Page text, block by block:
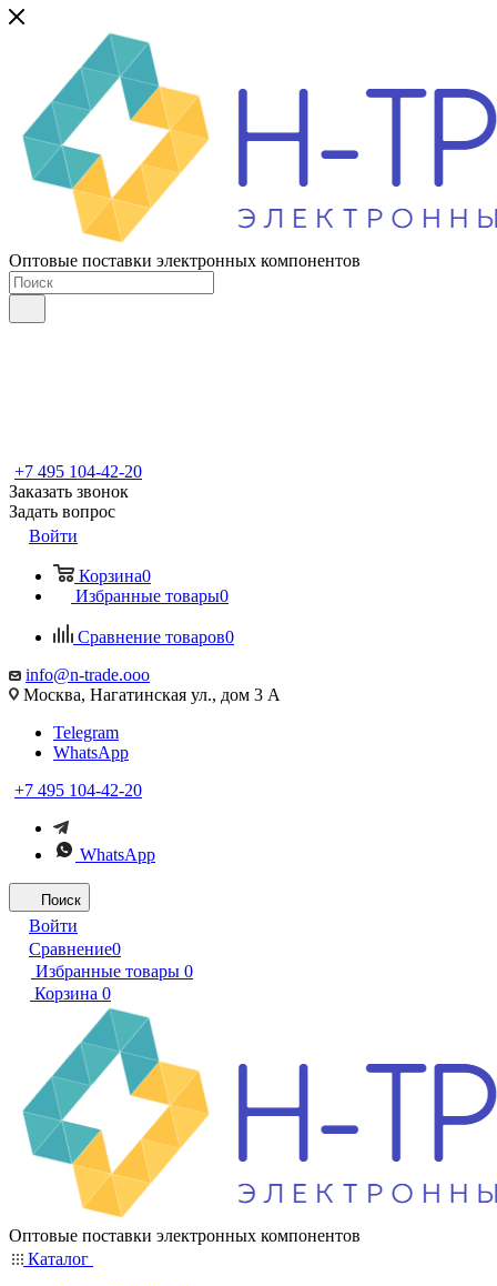
Оптовые поставки электронных компонентов
+7 495 104-42-20
Заказать звонок
Задать вопрос
Войти
Корзина0
Избранные товары0
Сравнение товаров0
info@n-trade.ooo
Москва, Нагатинская ул., дом 3 А
Telegram
WhatsApp
+7 495 104-42-20
WhatsApp
Поиск
Войти
Сравнение0
Избранные товары 0
Корзина 0
Оптовые поставки электронных компонентов
Каталог